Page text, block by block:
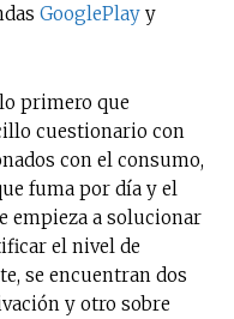
GooglePlay y
primero que
cuestionario con
con el consumo,
fuma por día y el
empieza a solucionar
el nivel de
se encuentran dos
y otro sobre